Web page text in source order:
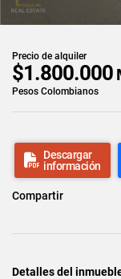
Precio de alquiler
$1.800.000
Pesos Colombianos
Descargar
información
Compartir
Detalles del